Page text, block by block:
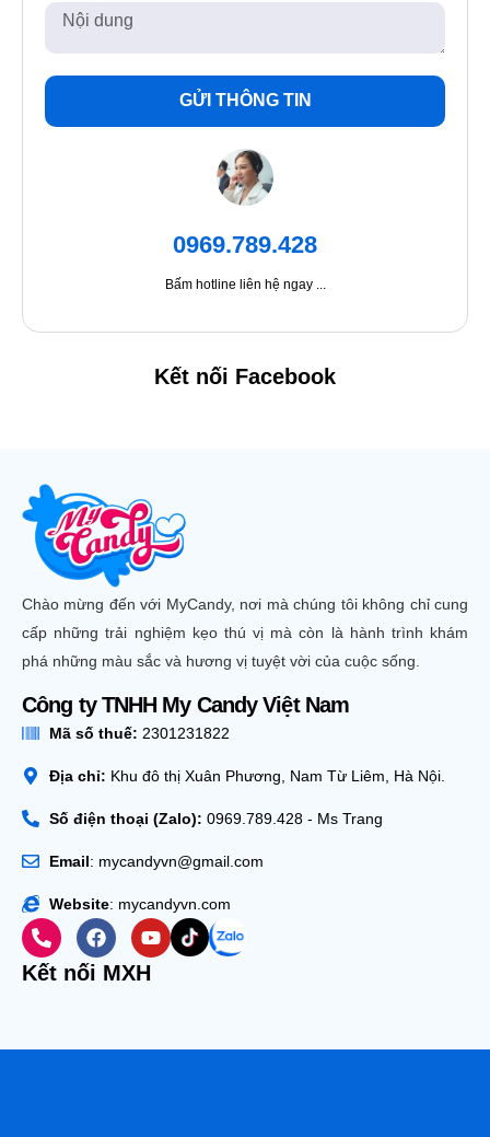
GỬI THÔNG TIN
0969.789.428
Bấm hotline liên hệ ngay ...
Kết nối Facebook
Chào mừng đến với MyCandy, nơi mà chúng tôi không chỉ cung
cấp những trải nghiệm kẹo thú vị mà còn là hành trình khám
phá những màu sắc và hương vị tuyệt vời của cuộc sống.
Công ty TNHH My Candy Việt Nam
Mã số thuế: 2301231822
Địa chỉ: Khu đô thị Xuân Phương, Nam Từ Liêm, Hà Nội.
Số điện thoại (Zalo): 0969.789.428 - Ms Trang
Email: mycandyvn@gmail.com
Website: mycandyvn.com
Kết nối MXH